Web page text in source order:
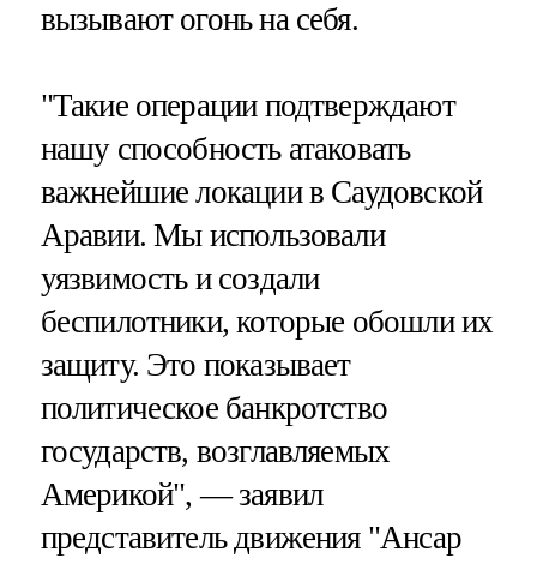
вызывают огонь на себя.
"Такие операции подтверждают
нашу способность атаковать
важнейшие локации в Саудовской
Аравии. Мы использовали
уязвимость и создали
беспилотники, которые обошли их
защиту. Это показывает
политическое банкротство
государств, возглавляемых
Америкой", — заявил
представитель движения "Ансар